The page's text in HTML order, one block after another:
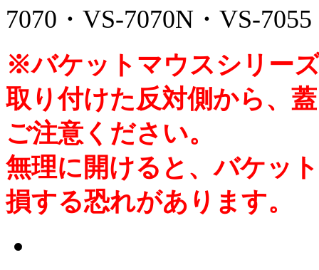
7070・VS-7070N・VS-
※バケットマウスシリー
取り付けた反対側から、
ご注意ください。
無理に開けると、バケッ
損する恐れがあります。